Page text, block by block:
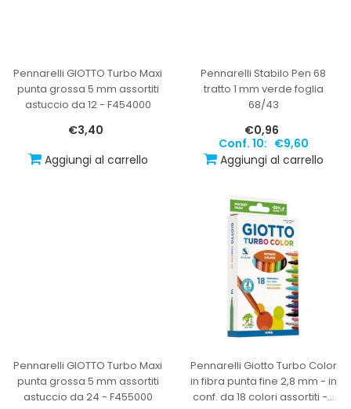
Pennarelli GIOTTO Turbo Maxi
punta grossa 5 mm assortiti
astuccio da 12 - F454000
€3,40
Aggiungi al carrello
Pennarelli Stabilo Pen 68
tratto 1 mm verde foglia
68/43
€0,96
Conf. 10: €9,60
Aggiungi al carrello
Pennarelli GIOTTO Turbo Maxi
punta grossa 5 mm assortiti
astuccio da 24 - F455000
Pennarelli Giotto Turbo Color
in fibra punta fine 2,8 mm - in
conf. da 18 colori assortiti -…